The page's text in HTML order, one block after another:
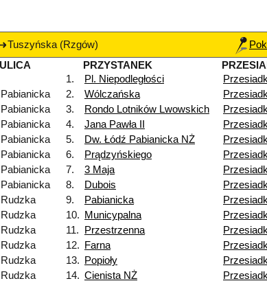
Tuszyńska (Rzgów)
ULICA
PRZYSTANEK
1.
Pl. Niepodległości
Pabianicka
2. Wólczańska
Pabianicka
3. Rondo Lotników Lwowskich
Pabianicka
4. Jana Pawła II
Pabianicka
5. Dw. Łódź Pabianicka NŻ
Pabianicka
6. Prądzyńskiego
Pabianicka
7. 3 Maja
Pabianicka
8. Dubois
Rudzka
9. Pabianicka
Rudzka
10. Municypalna
Rudzka
11. Przestrzenna
Rudzka
12. Farna
Rudzka
13. Popioły
Rudzka
14. Cienista NŻ